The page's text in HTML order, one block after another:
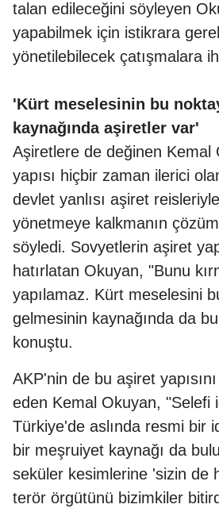
talan edileceğini söyleyen
yapabilmek için istikrara
yönetilebilecek çatışmalara
'Kürt meselesinin bu
kaynağında aşiretler var'
Aşiretlere de değinen Kemal
yapısı hiçbir zaman ilerici
devlet yanlısı aşiret
yönetmeye kalkmanın
söyledi. Sovyetlerin aşiret
hatırlatan Okuyan, "Bunu
yapılamaz. Kürt meselesini
gelmesinin kaynağında da
konuştu.
AKP'nin de bu aşiret
eden Kemal Okuyan, "Selefi
Türkiye'de aslında resmi bir
bir meşruiyet kaynağı da
seküler kesimlerine 'sizin de
terör örgütünü bizimkiler